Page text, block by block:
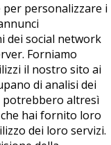
personalizzare i
dei social network
Forniamo
il nostro sito ai
di analisi dei
potrebbero altresì
hai fornito loro
dei loro servizi.
byDynDevice
Accessibilità Sitemap